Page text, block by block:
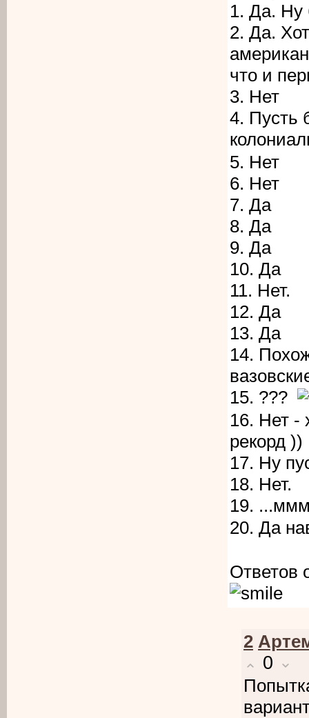
1. Да. Ну
2. Да.
что и
3. Нет
4. Пусть
5. Нет
6. Нет
7. Да
8. Да
9. Да
10. Да
11. Нет.
12. Да
13. Да
14.
15. ???
16. Нет -
рекорд ))
17. Ну
18. Нет.
19.
20. Да
Ответов
2
0